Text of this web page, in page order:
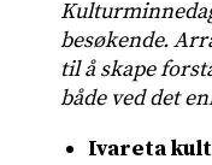
besøkende.
til å skape
både ved det
Ivareta